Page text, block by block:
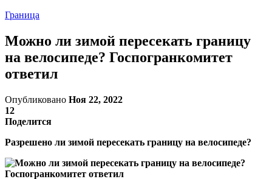
Граница
Можно ли зимой пересекать границу
на велосипеде? Госпогранкомитет
ответил
Опубликовано Ноя 22, 2022
12
Поделится
Разрешено ли зимой пересекать границу на велосипеде?